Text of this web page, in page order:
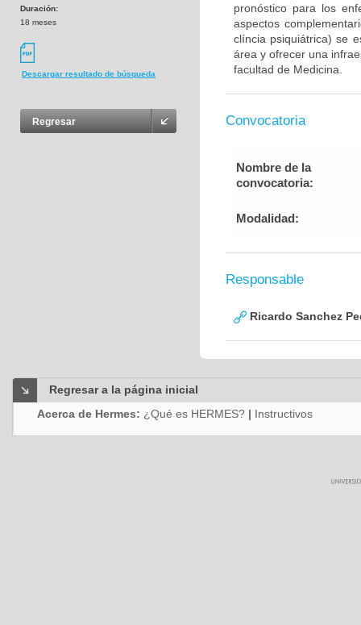
Duración:
18 meses
Descargar resultado de búsqueda
Regresar
pronóstico para los
aspectos
clíncia psiquiátrica) se
área y ofrecer una
facultad de Medicina.
Convocatoria
Nombre de la
convocatoria:
Modalidad:
Responsable
Ricardo Sanchez
Regresar a la página inicial
Acerca de Hermes: ¿Qué es HERMES? | Instructivos